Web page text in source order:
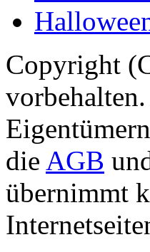
Copyright
die AGB
übernimmt